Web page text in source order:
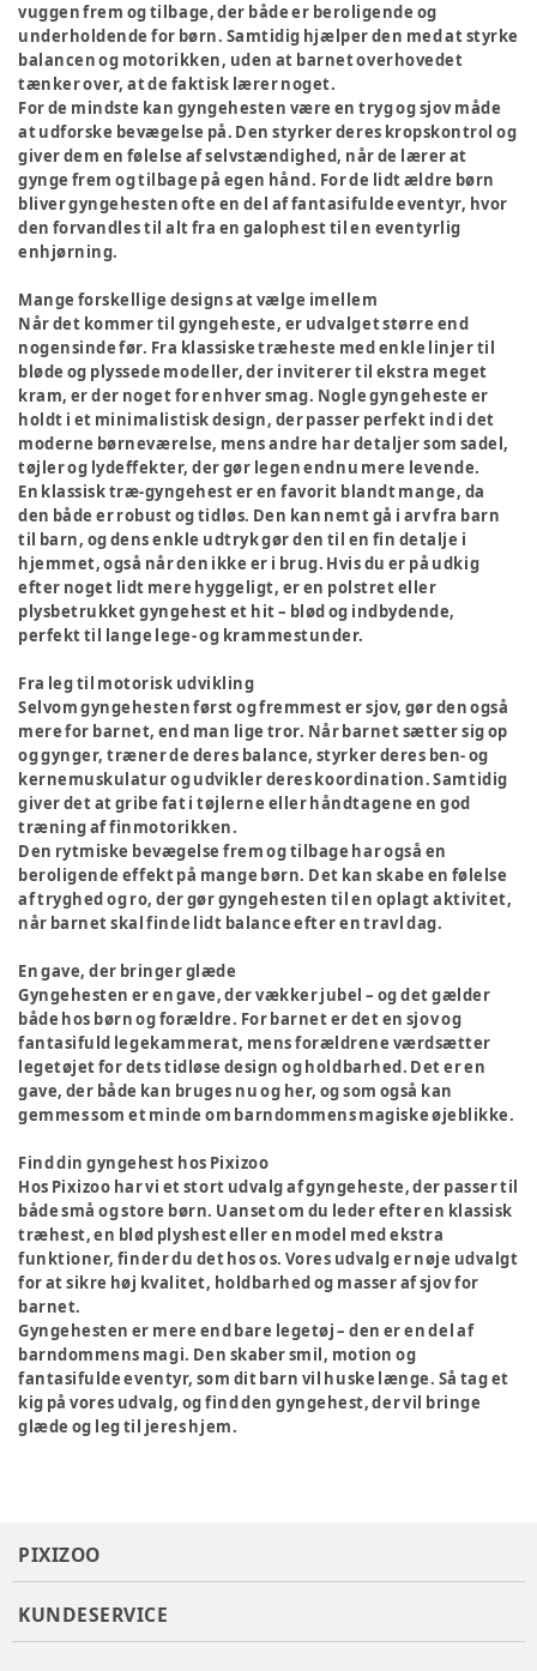
vuggen frem og tilbage, der både er beroligende og
underholdende for børn. Samtidig hjælper den med at styrke
balancen og motorikken, uden at barnet overhovedet
tænker over, at de faktisk lærer noget.
For de mindste kan gyngehesten være en tryg og sjov måde
at udforske bevægelse på. Den styrker deres kropskontrol og
giver dem en følelse af selvstændighed, når de lærer at
gynge frem og tilbage på egen hånd. For de lidt ældre børn
bliver gyngehesten ofte en del af fantasifulde eventyr, hvor
den forvandles til alt fra en galophest til en eventyrlig
enhjørning.
Mange forskellige designs at vælge imellem
Når det kommer til gyngeheste, er udvalget større end
nogensinde før. Fra klassiske træheste med enkle linjer til
bløde og plyssede modeller, der inviterer til ekstra meget
kram, er der noget for enhver smag. Nogle gyngeheste er
holdt i et minimalistisk design, der passer perfekt ind i det
moderne børneværelse, mens andre har detaljer som sadel,
tøjler og lydeffekter, der gør legen endnu mere levende.
En klassisk træ-gyngehest er en favorit blandt mange, da
den både er robust og tidløs. Den kan nemt gå i arv fra barn
til barn, og dens enkle udtryk gør den til en fin detalje i
hjemmet, også når den ikke er i brug. Hvis du er på udkig
efter noget lidt mere hyggeligt, er en polstret eller
plysbetrukket gyngehest et hit – blød og indbydende,
perfekt til lange lege- og krammestunder.
Fra leg til motorisk udvikling
Selvom gyngehesten først og fremmest er sjov, gør den også
mere for barnet, end man lige tror. Når barnet sætter sig op
og gynger, træner de deres balance, styrker deres ben- og
kernemuskulatur og udvikler deres koordination. Samtidig
giver det at gribe fat i tøjlerne eller håndtagene en god
træning af finmotorikken.
Den rytmiske bevægelse frem og tilbage har også en
beroligende effekt på mange børn. Det kan skabe en følelse
af tryghed og ro, der gør gyngehesten til en oplagt aktivitet,
når barnet skal finde lidt balance efter en travl dag.
En gave, der bringer glæde
Gyngehesten er en gave, der vækker jubel – og det gælder
både hos børn og forældre. For barnet er det en sjov og
fantasifuld legekammerat, mens forældrene værdsætter
legetøjet for dets tidløse design og holdbarhed. Det er en
gave, der både kan bruges nu og her, og som også kan
gemmes som et minde om barndommens magiske øjeblikke.
Find din gyngehest hos Pixizoo
Hos Pixizoo har vi et stort udvalg af gyngeheste, der passer til
både små og store børn. Uanset om du leder efter en klassisk
træhest, en blød plyshest eller en model med ekstra
funktioner, finder du det hos os. Vores udvalg er nøje udvalgt
for at sikre høj kvalitet, holdbarhed og masser af sjov for
barnet.
Gyngehesten er mere end bare legetøj – den er en del af
barndommens magi. Den skaber smil, motion og
fantasifulde eventyr, som dit barn vil huske længe. Så tag et
kig på vores udvalg, og find den gyngehest, der vil bringe
glæde og leg til jeres hjem.
PIXIZOO
KUNDESERVICE